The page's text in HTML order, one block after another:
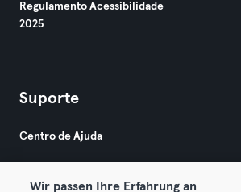
Regulamento Acessibilidade
2025
Suporte
Centro de Ajuda
Wir passen Ihre Erfahrung an